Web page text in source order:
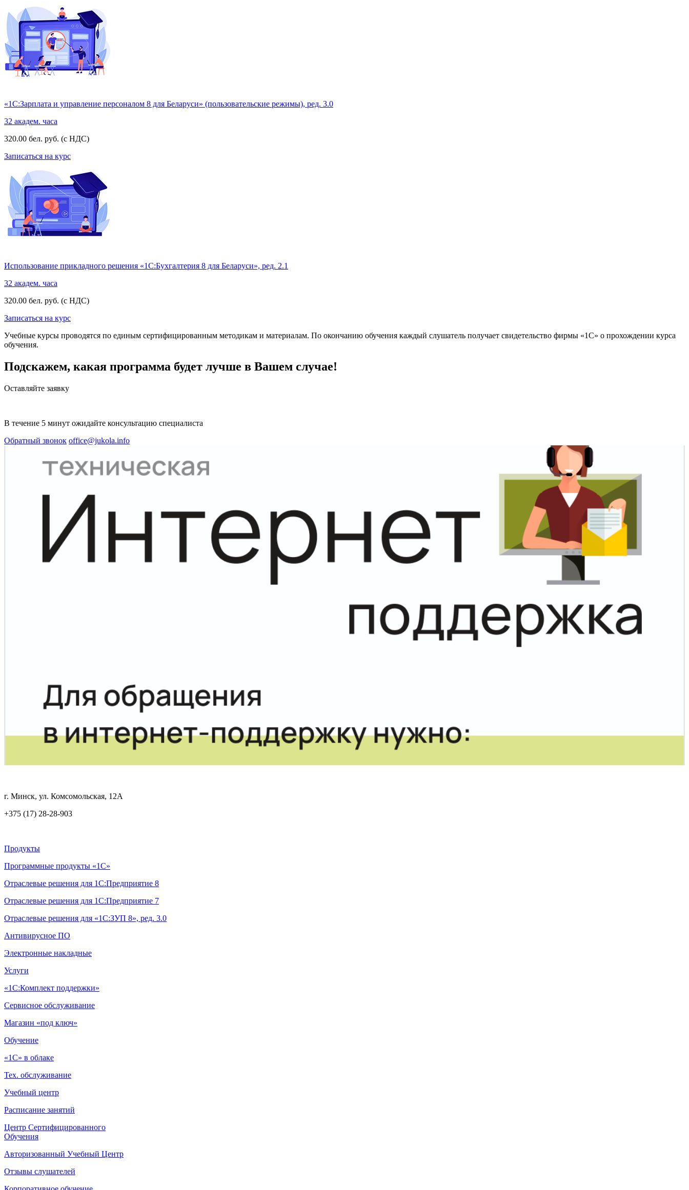
«1С:Зарплата и управление персоналом 8 для Беларуси» (пользовательские режимы), ред. 3.0
32 академ. часа
320.00 бел. руб. (с НДС)
Записаться на курс
Использование прикладного решения «1С:Бухгалтерия 8 для Беларуси», ред. 2.1
32 академ. часа
320.00 бел. руб. (с НДС)
Записаться на курс
Учебные курсы проводятся по единым сертифицированным методикам и материалам. По окончанию обучения каждый слушатель получает свидетельство фирмы «1С» о прохождении курса
обучения.
Подскажем, какая программа будет лучше в Вашем случае!
Оставляйте заявку
В течение 5 минут ожидайте консультацию специалиста
Обратный звонок office@jukola.info
г. Минск, ул. Комсомольская, 12А
+375 (17) 28-28-903
Продукты
Программные продукты «1С»
Отраслевые решения для 1С:Предприятие 8
Отраслевые решения для 1С:Предприятие 7
Отраслевые решения для «1С:ЗУП 8», ред. 3.0
Антивирусное ПО
Электронные накладные
Услуги
«1С:Комплект поддержки»
Сервисное обслуживание
Магазин «под ключ»
Обучение
«1С» в облаке
Тех. обслуживание
Учебный центр
Расписание занятий
Центр Сертифицированного
Обучения
Авторизованный Учебный Центр
Отзывы слушателей